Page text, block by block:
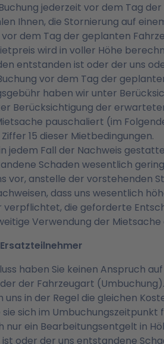
jederzeit vor dem Tag
Ihnen, die Stornierung auf
dem Tag der geplanten
wird in voller Höhe
entstanden ist oder der uns
vor dem Tag der
haben wir unter
Berücksichtigung der
pauschaliert (im
15 dieser Mietbedingungen.
jedem Fall der Nachweis
Schaden wesentlich
vor, anstelle der vorstehenden
dass uns wesentlich
verpflichtet, die geforderte
Verwendung der
haben Sie keinen Anspruch
der Fahrzeugart
in der Regel die gleichen
sie sich im
ein Bearbeitungsentgelt in
oder der uns entstandene